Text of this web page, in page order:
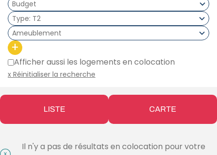
Type T2
Ameublement
+
Afficher aussi les logements en colocation
x Réinitialiser la recherche
LISTE CARTE
Il n'y a pas de résultats en colocation pour votre